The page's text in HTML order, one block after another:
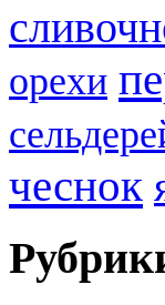
орехи
чеснок